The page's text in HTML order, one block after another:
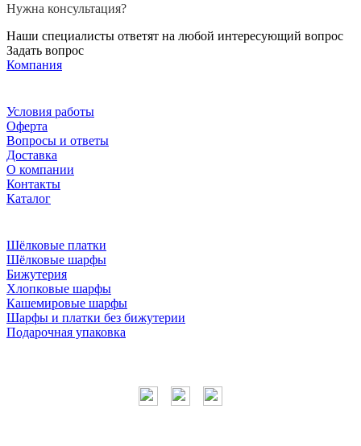
Нужна консультация?
Наши специалисты ответят на любой интересующий вопрос
Задать вопрос
Компания
Условия работы
Оферта
Вопросы и ответы
Доставка
О компании
Контакты
Каталог
Шёлковые платки
Шёлковые шарфы
Бижутерия
Хлопковые шарфы
Кашемировые шарфы
Шарфы и платки без бижутерии
Подарочная упаковка